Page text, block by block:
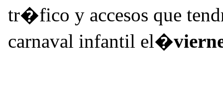
tr�fico y accesos que
carnaval infantil el�